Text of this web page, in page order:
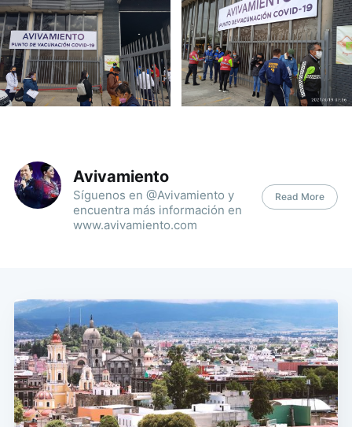
Avivamiento
Síguenos en @Avivamiento y
encuentra más información en
www.avivamiento.com
Read More